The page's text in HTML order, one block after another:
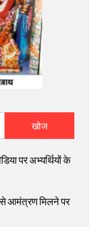
खोज
पर अभ्यर्थियों के
से आमंत्रण मिलने पर